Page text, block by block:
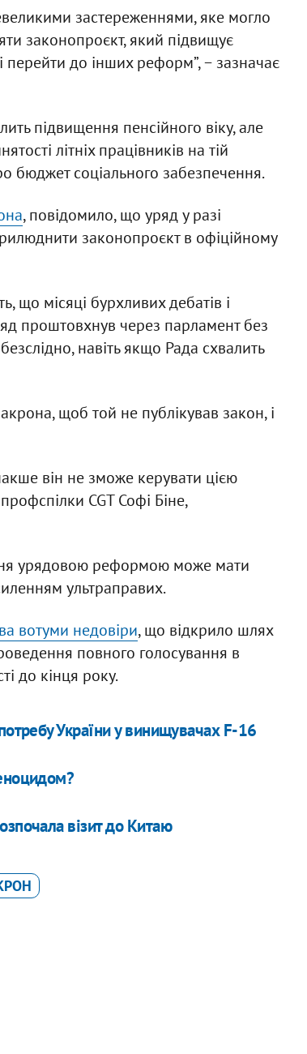
застереженнями, яке могло
законопроєкт, який підвищує
до інших реформ”, − зазначає
підвищення пенсійного віку, але
літніх працівників на тій
бюджет соціального забезпечення.
, повідомило, що уряд у разі
законопроєкт в офіційному
що місяці бурхливих дебатів і
проштовхнув через парламент без
навіть якщо Рада схвалить
щоб той не публікував закон, і
він не зможе керувати цією
CGT Софі Біне,
урядовою реформою може мати
ультраправих.
вотуми недовіри, що відкрило шлях
повного голосування в
до кінця року.
України у винищувачах F-16
візит до Китаю